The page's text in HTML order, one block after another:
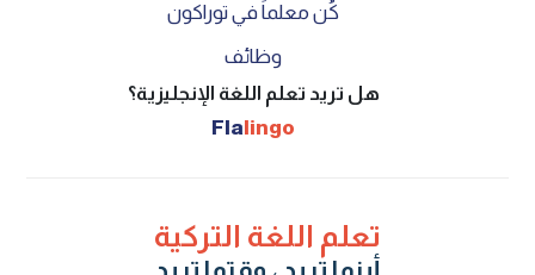
كُن معلماً في توراكون
وظائف
هل تريد تعلم اللغة الإنجليزية؟
Fla lingo
تعلم اللغة التركية